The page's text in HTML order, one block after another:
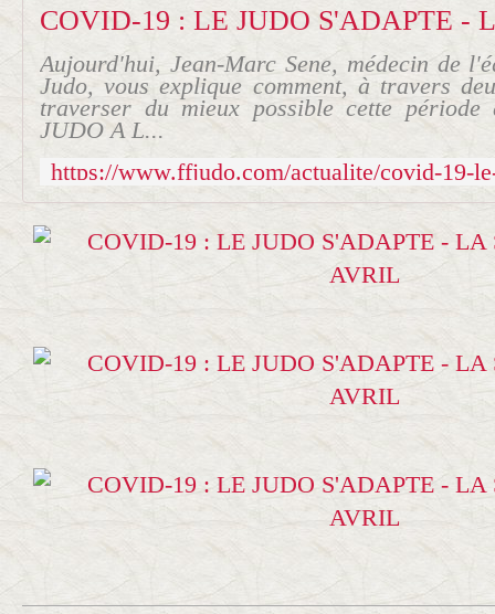
Aujourd'hui, Jean-Marc Sene, médecin de
Judo, vous explique comment, à travers
traverser du mieux possible cette
JUDO A L...